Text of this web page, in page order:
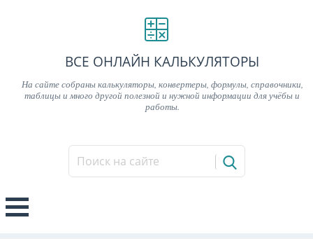
ВСЕ ОНЛАЙН КАЛЬКУЛЯТОРЫ
На сайте собраны калькуляторы, конвертеры, формулы, справочники,
таблицы и много другой полезной и нужной информации для учёбы и
работы.